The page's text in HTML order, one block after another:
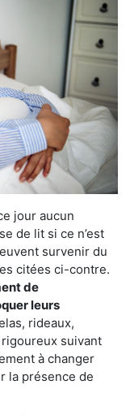
jour aucun
de lit si ce n’est
survenir du
citées ci-contre.
de
leurs
rideaux,
suivant
à changer
la présence de